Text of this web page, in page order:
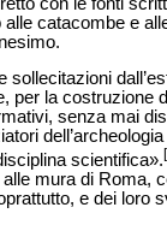
catacombe e
sollecitazioni
per la costruzione
senza mai
scientifica».
mura di Roma,
e dei loro